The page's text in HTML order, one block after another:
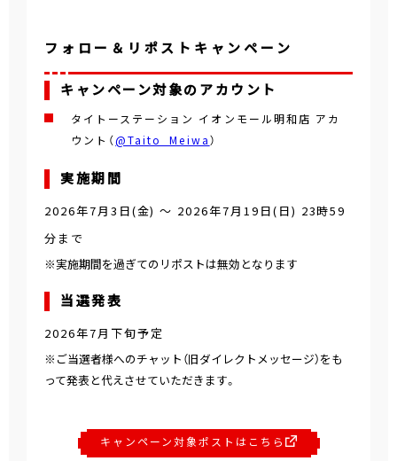
フォロー＆リポストキャンペーン
キャンペーン対象のアカウント
タイトーステーション イオンモール明和店 アカ
ウント（@Taito_Meiwa）
実施期間
2026年7月3日(金) ～ 2026年7月19日(日) 23時59
分 まで
※実施期間を過ぎてのリポストは無効となります
当選発表
2026年7月下旬予定
※ご当選者様へのチャット（旧ダイレクトメッセージ）をも
って発表と代えさせていただきます。
キャンペーン対象ポストはこちら